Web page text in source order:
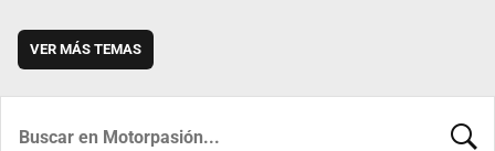
VER MÁS TEMAS